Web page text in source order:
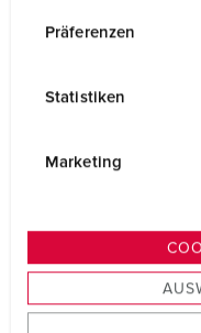
s
u
Präferenzen
Statistiken
Marketing